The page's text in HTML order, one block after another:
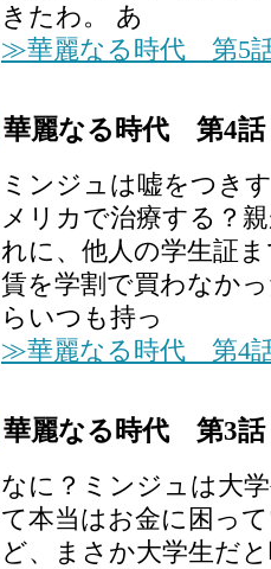
きたわ。 あ
≫華麗なる時代 第5
華麗なる時代 第4話
ミンジュは嘘をつき
メリカで治療する？
れに、他人の学生証
賃を学割で買わなか
らいつも持っ
≫華麗なる時代 第4
華麗なる時代 第3話
なに？ミンジュは大
て本当はお金に困っ
ど、まさか大学生だ